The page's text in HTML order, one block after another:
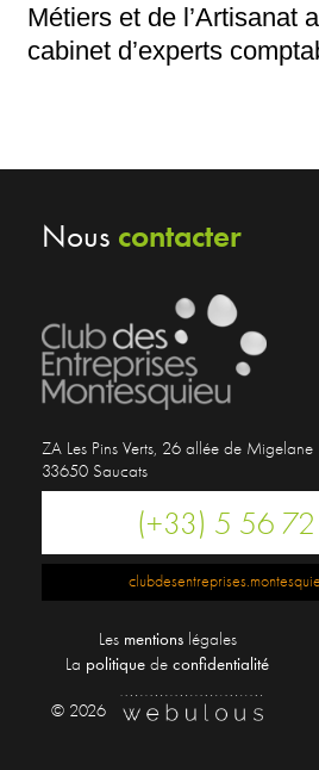
Métiers et de l’Artisanat
cabinet d’experts
Nous contacter
ZA Les Pins Verts, 26 allée de Migelane
33650 Saucats
(+33) 5 56 72
Les mentions légales
La politique de confidentialité
© 2026